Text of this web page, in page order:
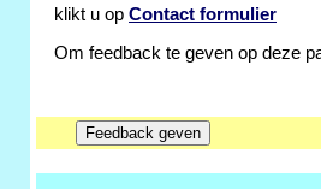
klikt u op Contact formulier
Om feedback te geven op deze